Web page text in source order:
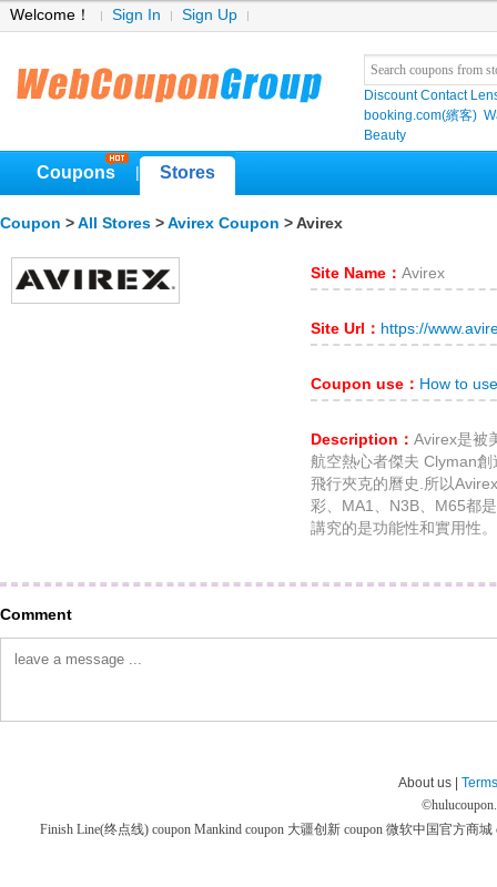
Welcome！ Sign In Sign Up
Discount Contact
booking.com(繽客)
Beauty
Coupons Stores
Coupon > All Stores > Avirex Coupon > Avirex
Site Name： Avirex
Site Url： https://
Coupon use： How to
Description： Avirex是被
航空熱心者傑夫 Clyman
飛行夾克的曆史.所以
彩、MA1、N3B、M65都
講究的是功能性和實用性。
Comment
About us |
©
Finish Line(终点线) coupon Mankind coupon 大疆创新 coupon 微软中国官方商城